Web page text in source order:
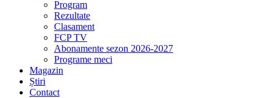
Program
Rezultate
Clasament
FCP TV
Abonamente sezon 2026-2027
Programe meci
Magazin
Știri
Contact